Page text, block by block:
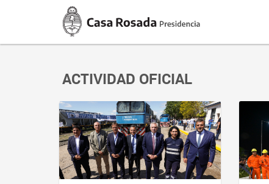
Casa
Rosada
Presidencia
de
ACTIVIDAD OFICIAL